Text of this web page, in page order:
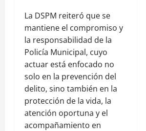
La DSPM reiteró que se
mantiene el compromiso y
la responsabilidad de la
Policía Municipal, cuyo
actuar está enfocado no
solo en la prevención del
delito, sino también en la
protección de la vida, la
atención oportuna y el
acompañamiento en